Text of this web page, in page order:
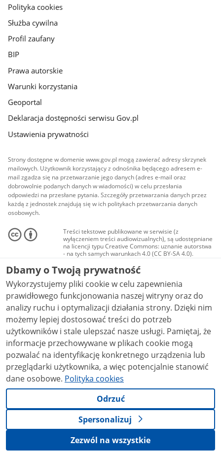
gov.pl
Polityka cookies
Służba cywilna
Profil zaufany
BIP
Prawa autorskie
Warunki korzystania
Geoportal
Deklaracja dostępności serwisu Gov.pl
Ustawienia prywatności
Strony dostępne w domenie www.gov.pl mogą zawierać adresy skrzynek
mailowych. Użytkownik korzystający z odnośnika będącego adresem e-
mail zgadza się na przetwarzanie jego danych (adres e-mail oraz
dobrowolnie podanych danych w wiadomości) w celu przesłania
odpowiedzi na przesłane pytania. Szczegóły przetwarzania danych przez
każdą z jednostek znajdują się w ich politykach przetwarzania danych
osobowych.
Treści tekstowe publikowane w serwisie (z
wyłączeniem treści audiowizualnych), są udostępniane
na licencji typu Creative Commons: uznanie autorstwa
- na tych samych warunkach 4.0 (CC BY-SA 4.0).
Materiały audiowizualne, w tym zdjęcia, materiały
audio i wideo, są udostępniane na licencji typu
Creative Commons: uznanie autorstwa użycie
niekomercyjne - bez utworów zależnych 4.0 (CC BY-
NC-ND 4.0), o ile nie jest to stwierdzone inaczej.
Dbamy o Twoją prywatność
Wykorzystujemy pliki cookie w celu zapewnienia
prawidłowego funkcjonowania naszej witryny oraz do
analizy ruchu i optymalizacji działania strony. Dzięki nim
możemy lepiej dostosować treści do potrzeb
użytkowników i stale ulepszać nasze usługi. Pamiętaj, że
informacje przechowywane w plikach cookie mogą
pozwalać na identyfikację konkretnego urządzenia lub
przeglądarki użytkownika, a więc potencjalnie stanowić
dane osobowe. Polityka cookies
Odrzuć
Spersonalizuj
Zezwól na wszystkie